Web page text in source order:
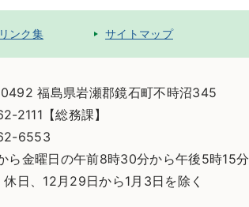
リンク集 サイトマップ
福島県岩瀬郡鏡石町不時沼345
2111【総務課】
6553
ら金曜日の午前8時30分から午後5時15分
日、12月29日から1月3日を除く